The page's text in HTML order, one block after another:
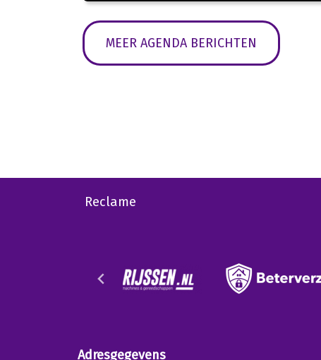
MEER AGENDA BERICHTEN
Reclame
Adresgegevens